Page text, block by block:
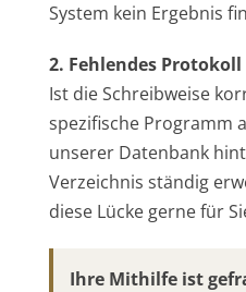
System kein Ergebnis
2. Fehlendes
Ist die Schreibweise
spezifische Programm
unserer Datenbank
Verzeichnis ständig
diese Lücke gerne für
Ihre Mithilfe ist